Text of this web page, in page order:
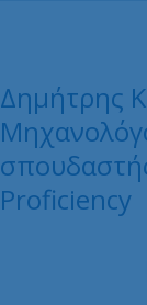
Δημήτρης
Proficiency